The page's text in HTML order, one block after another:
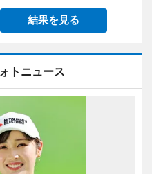
結果を見る
トニュース